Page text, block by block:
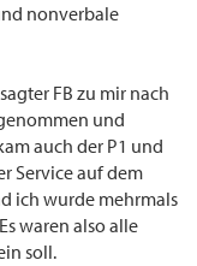
nonverbale
FB zu mir nach
und
auch der P1 und
Service auf dem
ich wurde mehrmals
waren also alle
soll.